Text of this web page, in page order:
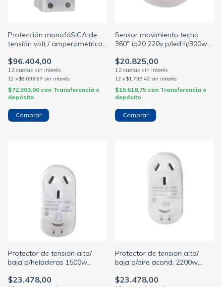
Protección monofáSICA de
tensión volt / amperometrica
BAW
$96.404,00
12 x $8.033,67 sin interés
$72.303,00 con Transferencia o
depósito
Sensor movimiento techo
360º ip20 220v p/led h/300w
(OSRAM - LEDVANCE)
$20.825,00
12 x $1.735,42 sin interés
$15.618,75 con Transferencia o
depósito
Protector de tension alta/
baja p/heladeras 1500w
(STAND BY)
$23.478,00
Protector de tension alta/
baja p/aire acond. 2200w
(STAND BY)
$23.478,00